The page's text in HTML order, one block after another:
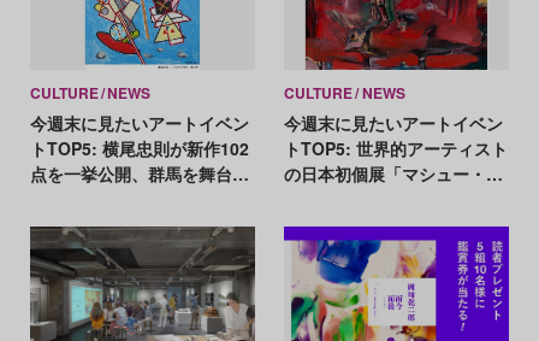
CULTURE NEWS
今週末に見たいアートイベン
トTOP5: 横尾忠則が新作102
点を一挙公開、群馬を舞台に
CULTURE NEWS
今週末に見たいアートイベン
トTOP5: 世界的アーティスト
の日本初個展「マシュー・ス
尾忠則の創作に迫る「銀座番
外地」